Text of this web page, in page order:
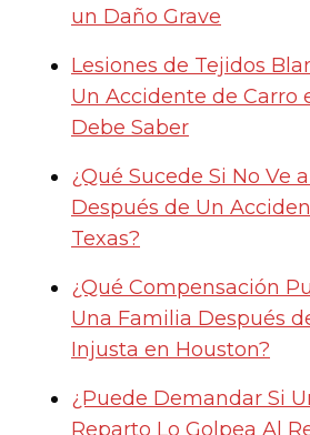
un Daño Grave
Lesiones de Tejidos
Un Accidente de Carro
Debe Saber
¿Qué Sucede Si No Ve
Después de Un
Texas?
¿Qué Compensación
Una Familia Después
Injusta en Houston?
¿Puede Demandar Si
Reparto Lo Golpea Al